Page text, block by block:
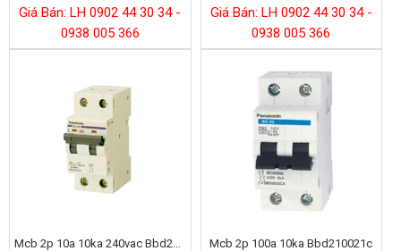
Giá Bán: LH 0902 44 30 34 -
0938 005 366
Giá Bán: LH 0902 44 30 34 -
0938 005 366
Mcb 2p 100a 10ka Bbd210021c